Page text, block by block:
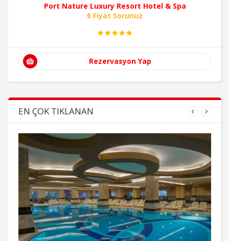
Port Nature Luxury Resort Hotel & Spa
₺ Fiyat Sorunuz
Rezervasyon Yap
EN ÇOK TIKLANAN